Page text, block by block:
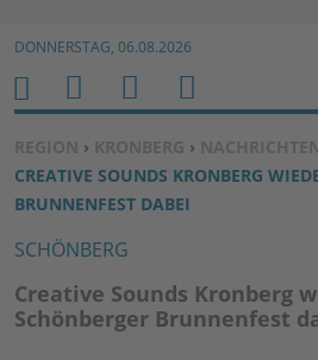
Zum Inhalt
DONNERSTAG, 06.08.2026
SIE BEFINDEN SICH HIER:
REGION › KRONBERG ›
CREATIVE SOUNDS KRONBERG
BRUNNENFEST DABEI
SCHÖNBERG
Creative Sounds Kronberg
Schönberger Brunnenfest
H
O
M
E
M
E
N
U
S
U
C
H
E
N
B
E
N
U
E
R